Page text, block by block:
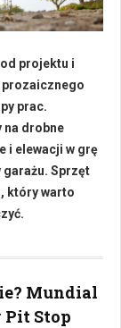
projektu i
prozaicznego
prac.
na drobne
i elewacji w grę
Sprzęt
który warto
Mundial
Pit Stop